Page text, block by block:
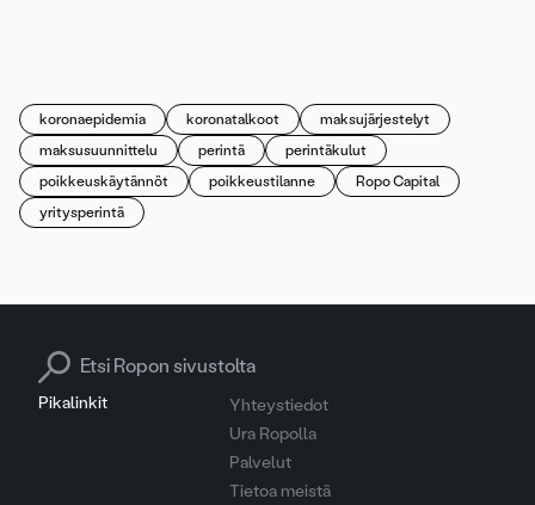
koronaepidemia koronatalkoot
maksujärjestelyt
maksusuunnittelu
perintä
perintäkulut
poikkeuskäytännöt
poikkeustilanne
Ropo Capital
yritysperintä
Pikalinkit
Yhteystiedot
Ura Ropolla
Palvelut
Tietoa meistä
Search for: